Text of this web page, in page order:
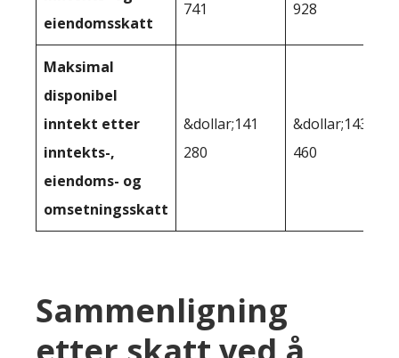
eiendomsskatt
741
928
Maksimal
disponibel
inntekt etter
inntekts-,
eiendoms- og
omsetningsskatt
&dollar;141
280
&dollar;143
460
Sammenligning